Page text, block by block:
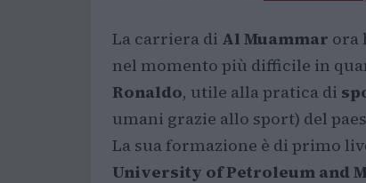
La carriera di Al Muammar ora
nel momento più difficile in
Ronaldo, utile alla pratica di
umani grazie allo sport) del
La sua formazione è di primo
University of Petroleum and